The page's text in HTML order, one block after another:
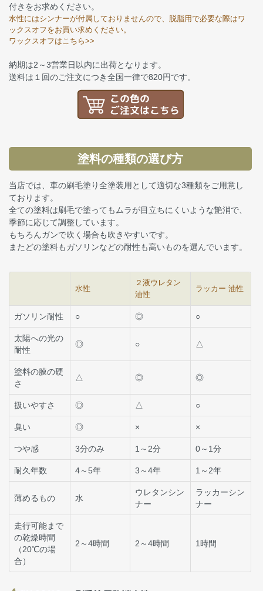
付きをお求めください。
水性にはシンナーが付属しておりませんので、脱脂用で必要な際はワ
ックスオフをお買い求めください。
ワックスオフはこちら>>
納期は2～3営業日以内に出荷となります。
送料は１回のご注文につき全国一律で820円です。
塗料の種類の選び方
当店では、車の刷毛塗り全塗装用として適切な3種類をご用意し
ております。
全ての塗料は刷毛で塗ってもムラが目立ちにくいような艶消で、
季節に応じて調整しています。
もちろんガンで吹く場合も吹きやすいです。
またどの塗料もガソリンなどの耐性も高いものを選んでいます。
水性
２液ウレタン
油性
ラッカー 油性
ガソリン耐性 ○ ◎ ○
太陽への光の
耐性
◎ ○ △
塗料の膜の硬
さ
△ ◎ ◎
扱いやすさ ◎ △ ○
臭い ◎ × ×
つや感 3分のみ 1～2分 0～1分
耐久年数 4～5年 3～4年 1～2年
薄めるもの 水
ウレタンシン
ナー
ラッカーシン
ナー
走行可能まで
の乾燥時間
（20℃の場
合）
2～4時間 2～4時間 1時間